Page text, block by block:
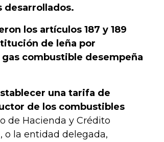
desarrollados.
los artículos 187 y 189
de leña por
combustible desempeña
una tarifa de
de los combustibles
de Hacienda y Crédito
o la entidad delegada,